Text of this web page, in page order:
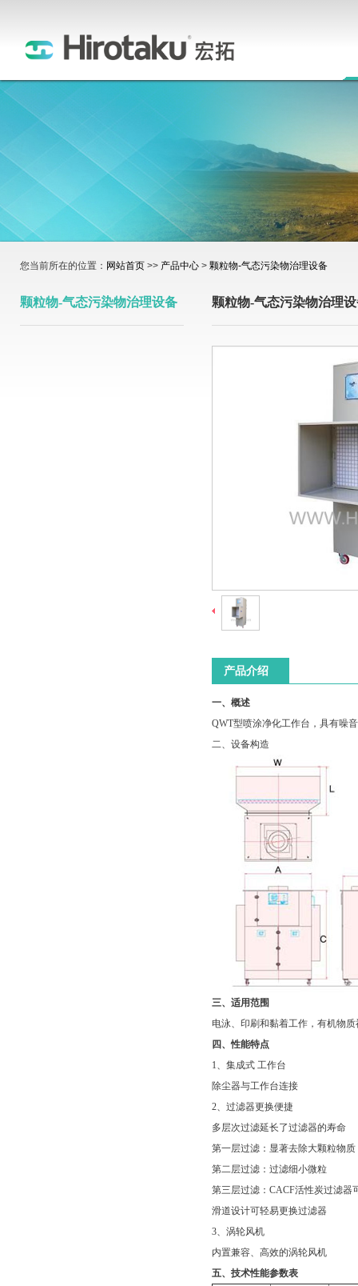
您当前所在的位置： 网站首页 >> 产品中心 > 颗粒物-气态污染物治理设备
颗粒物-气态污染物治理设备 颗粒物-气态污染物治理
产品介绍
一、概述
QWT型喷涂净化工作台，具有噪
二、设备构造
三、适用范围
电泳、印刷和黏着工作，有机物
四、性能特点
1、集成式 工作台
除尘器与工作台连接
2、过滤器更换便捷
多层次过滤延长了过滤器的寿命
第一层过滤：显著去除大颗粒物质
第二层过滤：过滤细小微粒
第三层过滤：CACF活性炭过滤器
滑道设计可轻易更换过滤器
3、涡轮风机
内置兼容、高效的涡轮风机
五、技术性能参数表